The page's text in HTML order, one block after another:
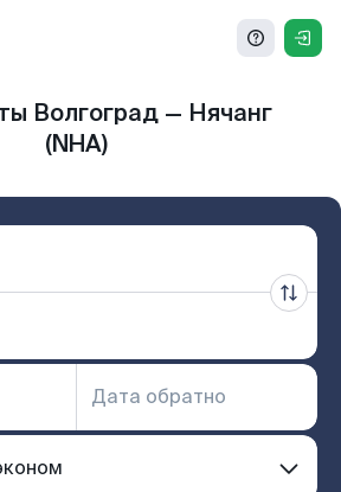
Волгоград — Нячанг
(NHA)